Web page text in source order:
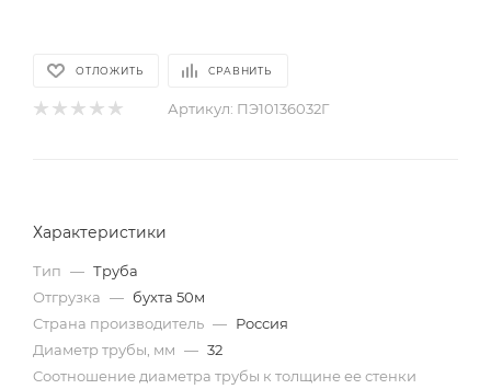
ОТЛОЖИТЬ СРАВНИТЬ
Артикул: ПЭ10136032Г
Характеристики
Тип — Труба
Отгрузка — бухта 50м
Страна производитель — Россия
Диаметр трубы, мм — 32
Cоотношение диаметра трубы к толщине ее стенки